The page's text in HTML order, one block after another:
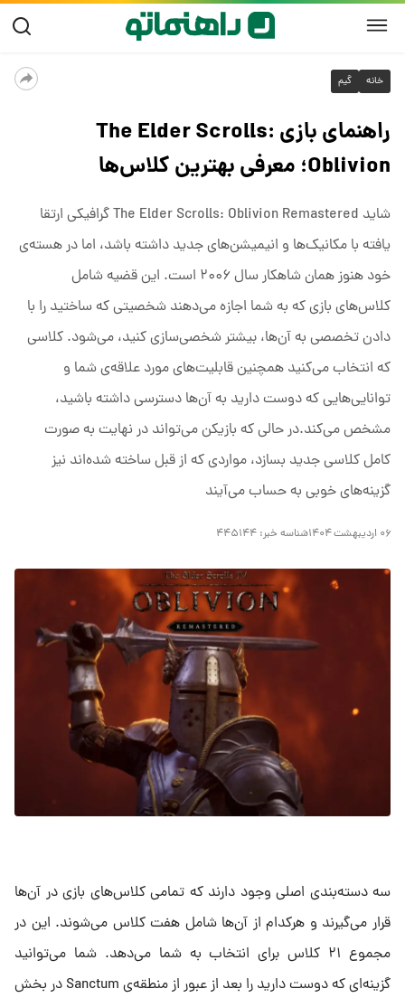
خانه گیم
راهنمای بازی The Elder Scrolls:
Oblivion؛ معرفی بهترین کلاس‌ها
شاید The Elder Scrolls: Oblivion Remastered گرافیکی ارتقا
یافته با مکانیک‌ها و انیمیشن‌های جدید داشته باشد، اما در هسته‌ی
خود هنوز همان شاهکار سال ۲۰۰۶ است. این قضیه شامل
کلاس‌های بازی که به شما اجازه می‌دهند شخصیتی که ساختید را با
دادن تخصصی به آن‌ها، بیشتر شخصی‌سازی کنید، می‌شود. کلاسی
که انتخاب می‌کنید همچنین قابلیت‌های مورد علاقه‌ی شما و
توانایی‌هایی که دوست دارید به آن‌ها دسترسی داشته باشید،
مشخص می‌کند.در حالی که بازیکن می‌تواند در نهایت به صورت
کامل کلاسی جدید بسازد، مواردی که از قبل ساخته شده‌اند نیز
گزینه‌های خوبی به حساب می‌آیند
۰۶ اردیبهشت ۱۴۰۴ شناسه خبر: ۴۴۵۱۴۴
سه دسته‌بندی اصلی وجود دارند که تمامی کلاس‌های بازی در آن‌ها
قرار می‌گیرند و هرکدام از آن‌ها شامل هفت کلاس می‌شوند. این در
مجموع ۲۱ کلاس برای انتخاب به شما می‌دهد. شما می‌توانید
گزینه‌ای که دوست دارید را بعد از عبور از منطقه‌ی Sanctum در بخش